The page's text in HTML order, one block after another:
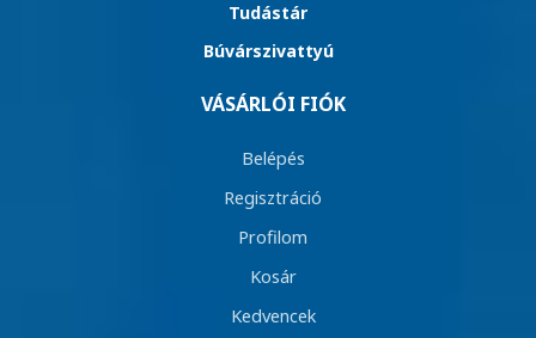
Tudástár
Búvárszivattyú
VÁSÁRLÓI FIÓK
Belépés
Regisztráció
Profilom
Kosár
Kedvencek